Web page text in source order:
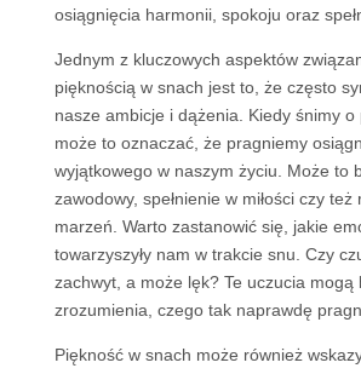
osiągnięcia harmonii, spokoju oraz
Jednym z kluczowych aspektów
pięknością w snach jest to, że często
nasze ambicje i dążenia. Kiedy śnimy o
może to oznaczać, że pragniemy
wyjątkowego w naszym życiu. Może to
zawodowy, spełnienie w miłości czy też
marzeń. Warto zastanowić się, jakie
towarzyszyły nam w trakcie snu. Czy
zachwyt, a może lęk? Te uczucia mogą
zrozumienia, czego tak naprawdę
Piękność w snach może również